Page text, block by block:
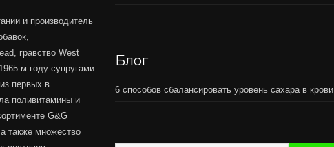
и производитель
гравство West
м году супругами
первых в
поливитамины и
G&G
также множество
Блог
6 способов сбалансировать уровень сахара в крови